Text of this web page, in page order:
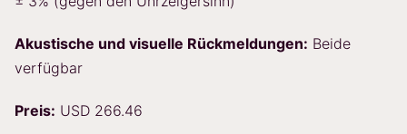
Akustische und visuelle Rückmeldungen: Beide
verfügbar
Preis: USD 266.46